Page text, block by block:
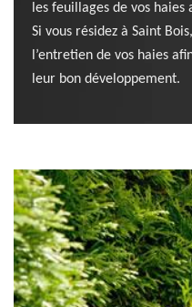
les feuillages de vos
Si vous résidez à Saint
l’entretien de vos haies
leur bon développement.